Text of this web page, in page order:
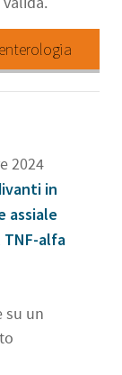
2024
in
assiale
alfa
su un